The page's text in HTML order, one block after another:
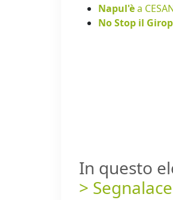
Napul'èa
No Stop il
In questo
>